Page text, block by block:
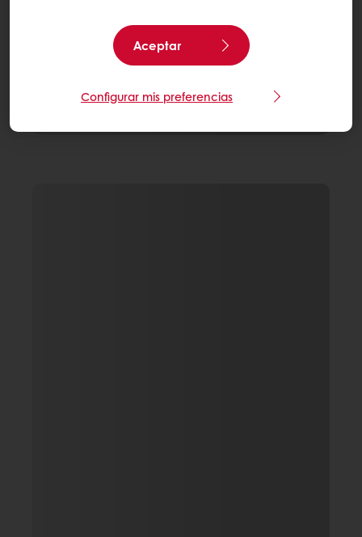
Aceptar
Configurar mis preferencias